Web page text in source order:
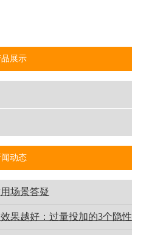
品展示
闻动态
场景答疑
果越好：过量投加的3个隐性危